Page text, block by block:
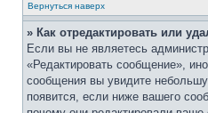
Вернуться наверх
» Как отредактировать или
Если вы не являетесь
«Редактировать сообщение»,
сообщения вы увидите
появится, если ниже вашего